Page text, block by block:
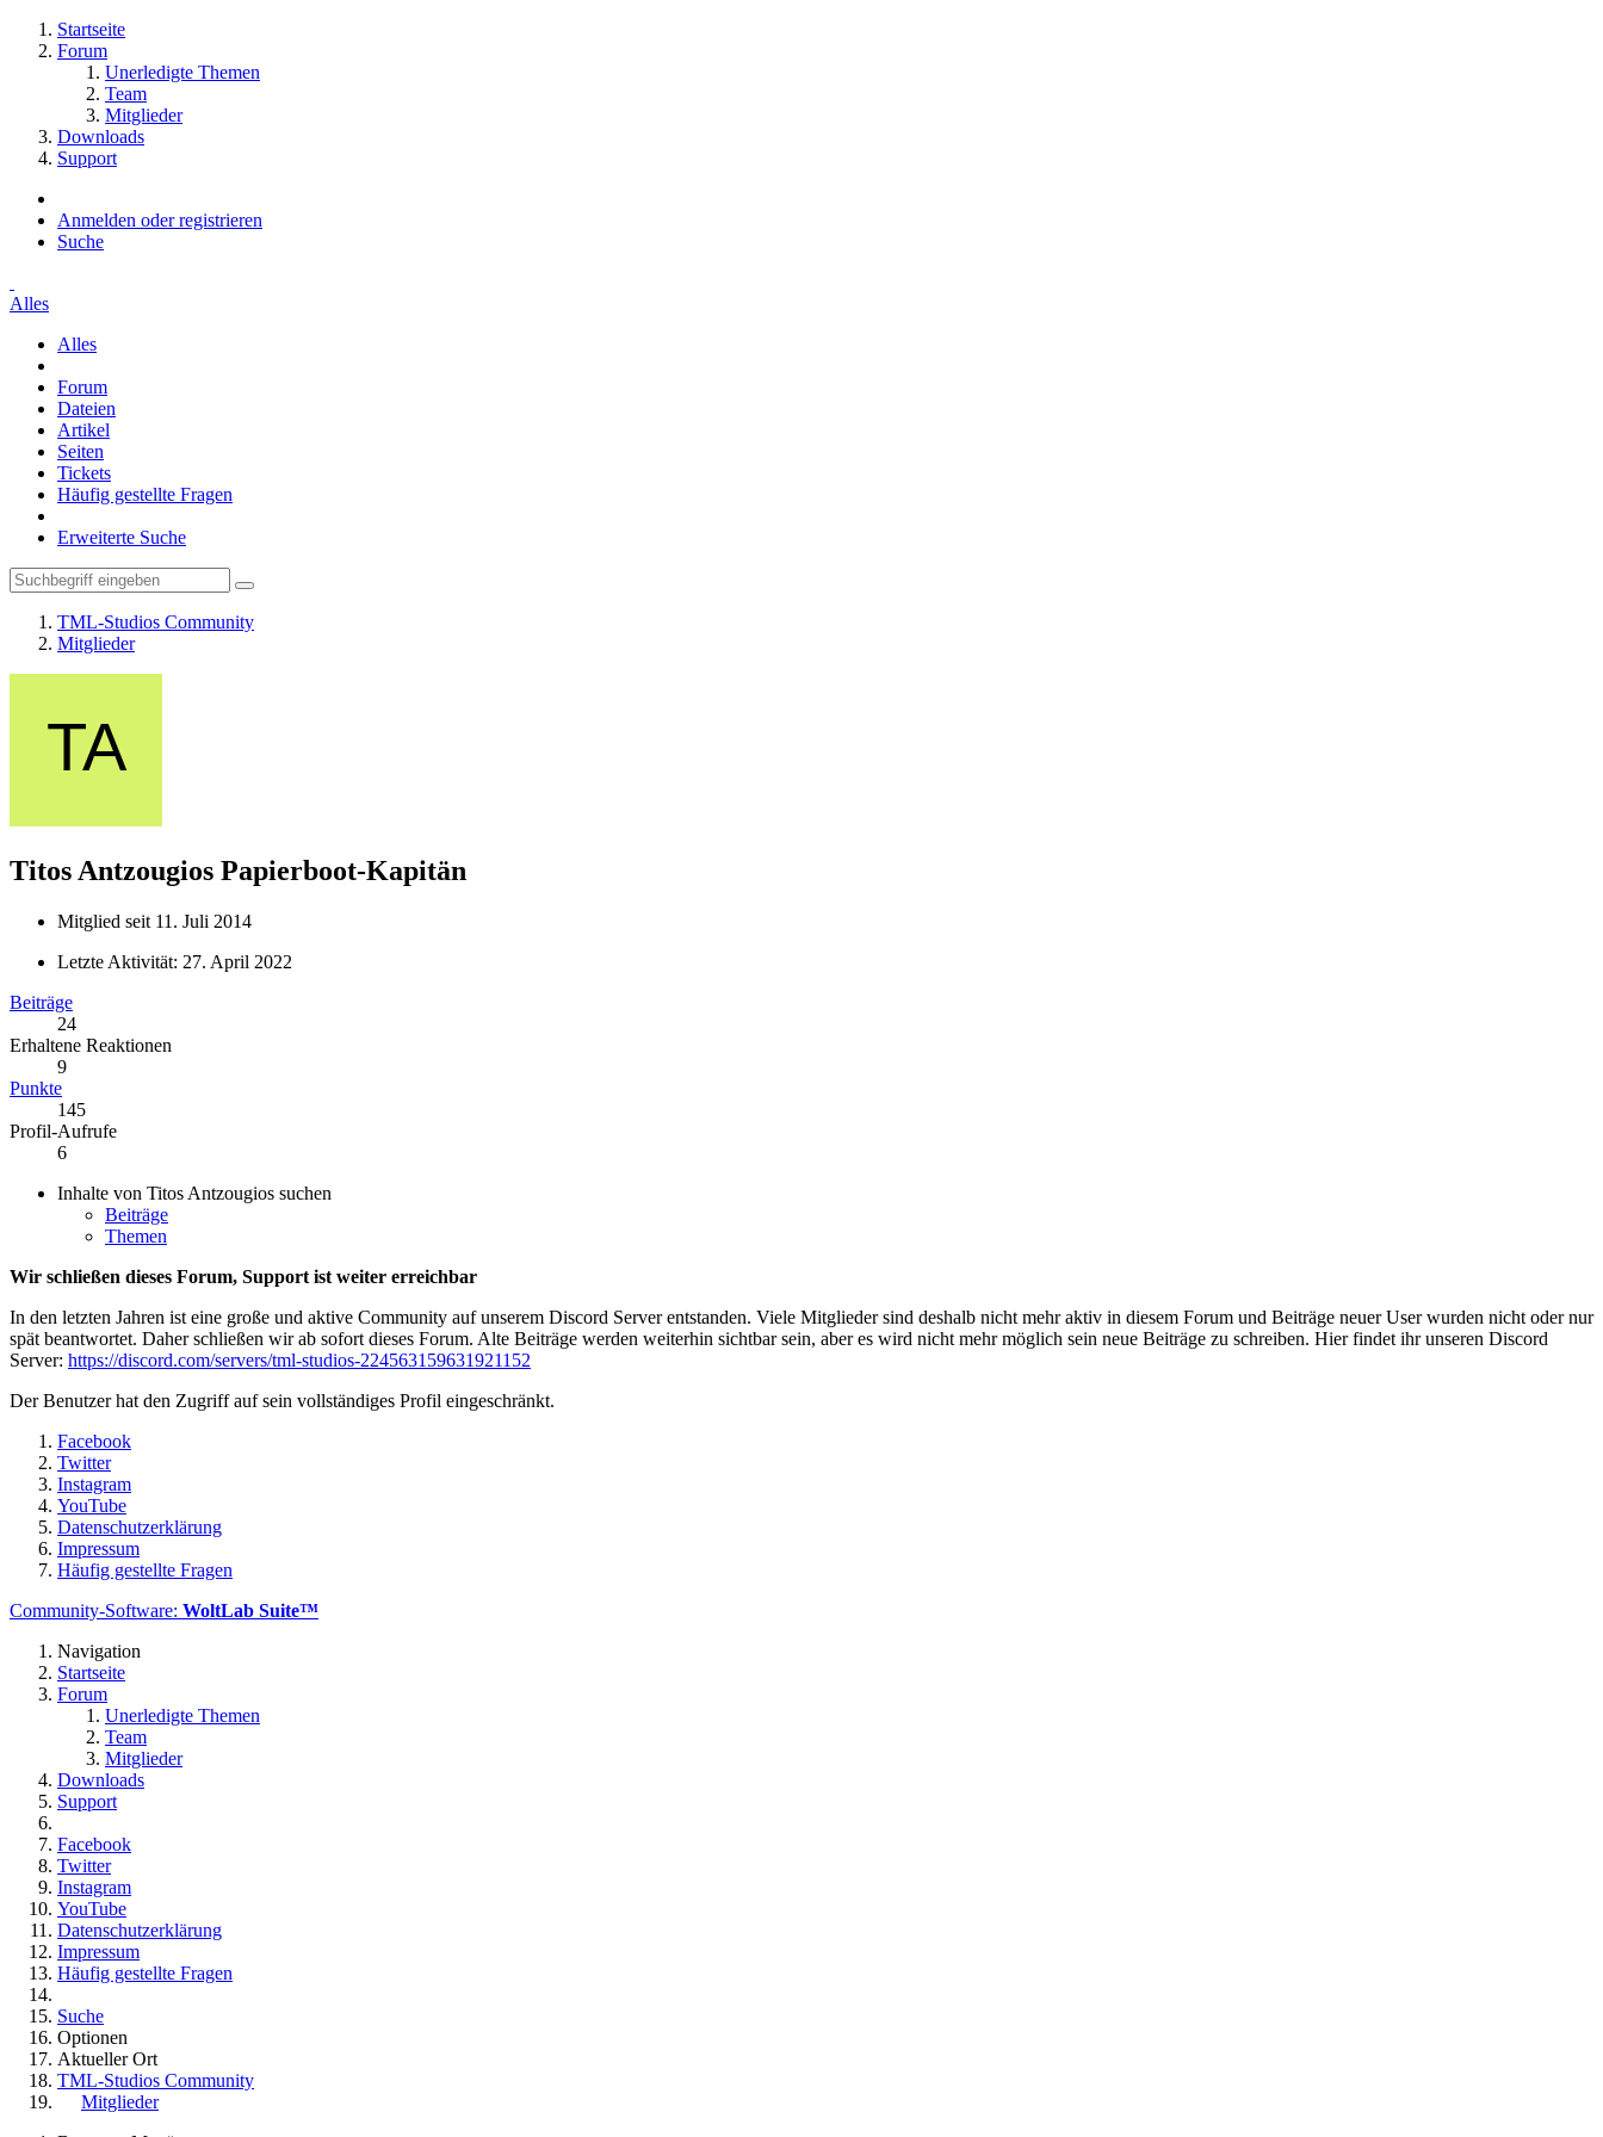
Startseite
Forum
Unerledigte Themen
Team
Mitglieder
Downloads
Support
Anmelden oder registrieren
Suche
Alles
Alles
Forum
Dateien
Artikel
Seiten
Tickets
Häufig gestellte Fragen
Erweiterte Suche
TML-Studios Community
Mitglieder
Titos Antzougios Papierboot-Kapitän
Mitglied seit 11. Juli 2014
Letzte Aktivität: 27. April 2022
Beiträge
24
Erhaltene Reaktionen
9
Punkte
145
Profil-Aufrufe
6
Inhalte von Titos Antzougios suchen
Beiträge
Themen
Wir schließen dieses Forum, Support ist weiter erreichbar
In den letzten Jahren ist eine große und aktive Community auf unserem Discord Server entstanden. Viele Mitglieder sind deshalb nicht mehr aktiv in diesem Forum und Beiträge neuer User wurden nicht oder nur
spät beantwortet. Daher schließen wir ab sofort dieses Forum. Alte Beiträge werden weiterhin sichtbar sein, aber es wird nicht mehr möglich sein neue Beiträge zu schreiben. Hier findet ihr unseren Discord
Server: https://discord.com/servers/tml-studios-224563159631921152
Der Benutzer hat den Zugriff auf sein vollständiges Profil eingeschränkt.
Facebook
Twitter
Instagram
YouTube
Datenschutzerklärung
Impressum
Häufig gestellte Fragen
Community-Software: WoltLab Suite™
Navigation
Startseite
Forum
Unerledigte Themen
Team
Mitglieder
Downloads
Support
Facebook
Twitter
Instagram
YouTube
Datenschutzerklärung
Impressum
Häufig gestellte Fragen
Suche
Optionen
Aktueller Ort
TML-Studios Community
Mitglieder